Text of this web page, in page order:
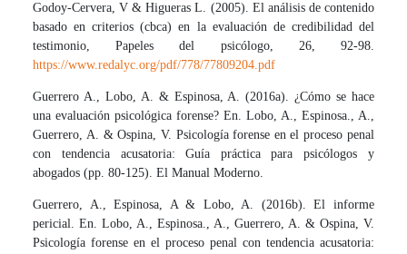
Godoy-Cervera, V & Higueras L. (2005). El análisis de contenido
basado en criterios (cbca) en la evaluación de credibilidad del
testimonio, Papeles del psicólogo, 26, 92-98.
https://www.redalyc.org/pdf/778/77809204.pdf
Guerrero A., Lobo, A. & Espinosa, A. (2016a). ¿Cómo se hace
una evaluación psicológica forense? En. Lobo, A., Espinosa., A.,
Guerrero, A. & Ospina, V. Psicología forense en el proceso penal
con tendencia acusatoria: Guía práctica para psicólogos y
abogados (pp. 80-125). El Manual Moderno.
Guerrero, A., Espinosa, A & Lobo, A. (2016b). El informe
pericial. En. Lobo, A., Espinosa., A., Guerrero, A. & Ospina, V.
Psicología forense en el proceso penal con tendencia acusatoria: